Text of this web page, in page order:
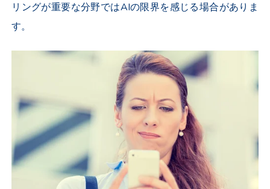
リングが重要な分野ではAIの限界を感じる場合がありま
す。